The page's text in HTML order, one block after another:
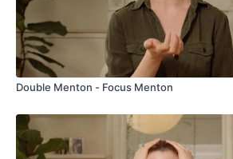
Double Menton - Focus Menton